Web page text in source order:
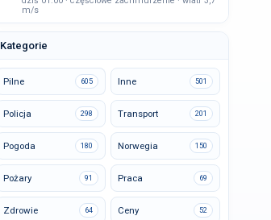
m/s
Kategorie
Pilne 605 Inne 501
Policja 298 Transport 201
Pogoda 180 Norwegia 150
Pożary 91 Praca 69
Zdrowie 64 Ceny 52